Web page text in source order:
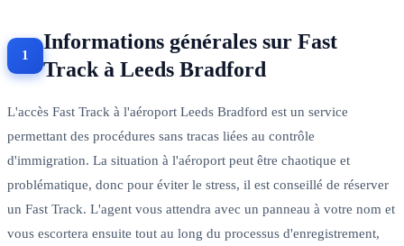
Informations générales sur Fast
Track à Leeds Bradford
L'accès Fast Track à l'aéroport Leeds Bradford est un service
permettant des procédures sans tracas liées au contrôle
d'immigration. La situation à l'aéroport peut être chaotique et
problématique, donc pour éviter le stress, il est conseillé de réserver
un Fast Track. L'agent vous attendra avec un panneau à votre nom et
vous escortera ensuite tout au long du processus d'enregistrement,